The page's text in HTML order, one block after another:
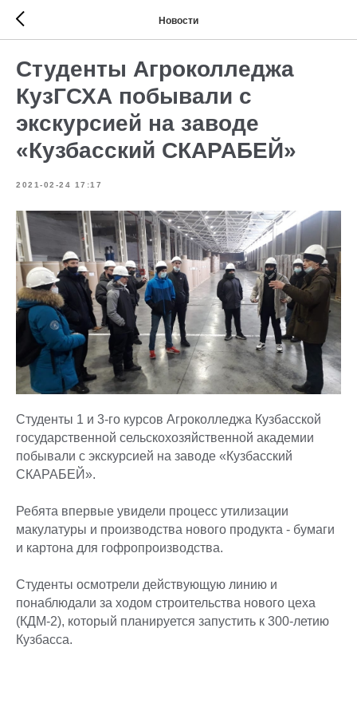
Новости
Студенты Агроколледжа
КузГСХА побывали с
экскурсией на заводе
«Кузбасский СКАРАБЕЙ»
2021-02-24 17:17
Студенты 1 и 3-го курсов Агроколледжа Кузбасской
государственной сельскохозяйственной академии
побывали с экскурсией на заводе «Кузбасский
СКАРАБЕЙ».
Ребята впервые увидели процесс утилизации
макулатуры и производства нового продукта - бумаги
и картона для гофропроизводства.
Студенты осмотрели действующую линию и
понаблюдали за ходом строительства нового цеха
(КДМ-2), который планируется запустить к 300-летию
Кузбасса.